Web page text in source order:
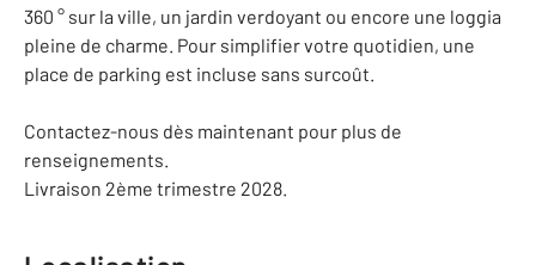
360 ° sur la ville, un jardin verdoyant ou encore une loggia
pleine de charme. Pour simplifier votre quotidien, une
place de parking est incluse sans surcoût.
Contactez-nous dès maintenant pour plus de
renseignements.
Livraison 2ème trimestre 2028.